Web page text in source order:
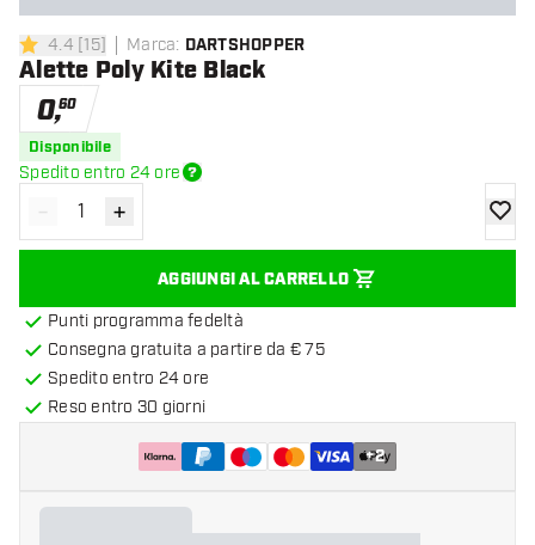
4.4 stelle di valutazione
4.4 [15] Marca: DARTSHOPPER
Alette Poly Kite Black
0,60
Disponibile
Spedito entro 24 ore
Diminuisci quantità
- Aumenta quantità
+
AGGIUNGI AL CARRELLO
Punti programma fedeltà
Consegna gratuita a partire da € 75
Spedito entro 24 ore
Reso entro 30 giorni
+2